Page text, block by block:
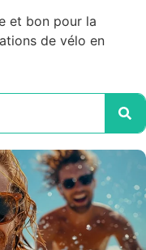
et bon pour la
de vélo en